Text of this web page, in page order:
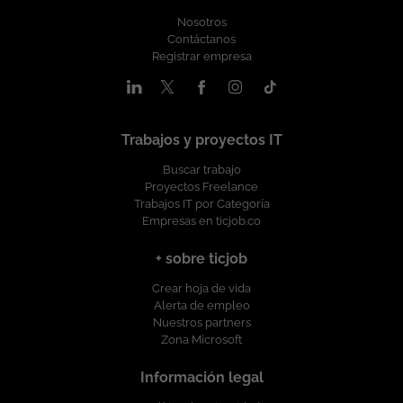
#TalentoTI #VentaEquipos
#InfraestructuraTecnológica Esta oferta
de trabajo es publicada bajo la propiedad
Nosotros
Contáctanos
Registrar empresa
Trabajos y proyectos IT
Buscar trabajo
Proyectos Freelance
Trabajos IT por Categoría
Empresas en ticjob.co
+ sobre ticjob
Crear hoja de vida
Alerta de empleo
Nuestros partners
Zona Microsoft
Información legal